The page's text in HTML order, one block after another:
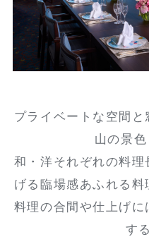
プライベートな空間
山の景
和・洋それぞれの料
げる臨場感あふれる料
料理の合間や仕上げ
す